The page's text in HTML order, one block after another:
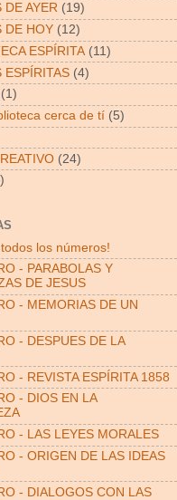
DE AYER (19)
DE HOY (12)
ESPÍRITA (11)
ESPÍRITAS (4)
(1)
cerca de tí (5)
(24)
los números!
- PARABOLAS Y
DE JESUS
- MEMORIAS DE UN
- DESPUES DE LA
- REVISTA ESPÍRITA 1858
- DIOS EN LA
- LAS LEYES MORALES
- ORIGEN DE LAS IDEAS
- DIALOGOS CON LAS